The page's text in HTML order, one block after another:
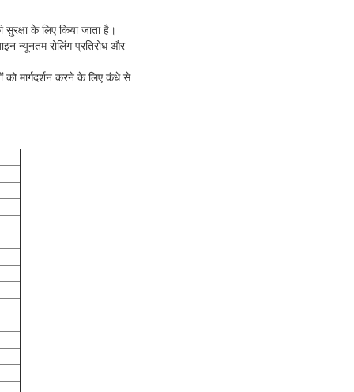
के लिए किया जाता है।
न्यूनतम रोलिंग प्रतिरोध और
मार्गदर्शन करने के लिए कंधे से